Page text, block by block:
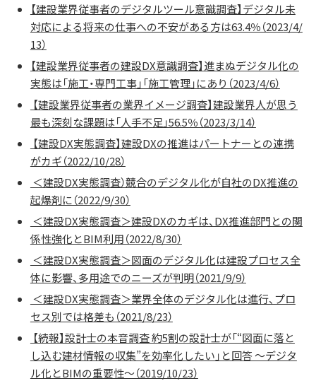
【建設業界従事者のデジタルツール意識調査】デジタル未
対応による将来の仕事への不安がある方は63.4％（2023/4/
13）
【建設業界従事者の建設DX意識調査】進まぬデジタル化の
実態は「施工・専門工事」「施工管理」にあり（2023/4/6）
【建設業界従事者の業界イメージ調査】建設業界人が思う
最も深刻な課題は「人手不足」56.5％（2023/3/14）
【建設DX実態調査】建設DXの推進はパートナーとの連携
がカギ（2022/10/28）
＜建設DX実態調査）競合のデジタル化が自社のDX推進の
起爆剤に（2022/9/30）
＜建設DX実態調査＞建設DXのカギは、DX推進部門との関
係性強化とBIM利用（2022/8/30）
＜建設DX実態調査＞図面のデジタル化は建設プロセス全
体に影響、多用途でのニーズが判明（2021/9/9）
＜建設DX実態調査＞業界全体のデジタル化は進行、プロ
セス別では格差も（2021/8/23）
【続報】設計士の本音調査 約5割の設計士が「“図面に落と
し込む建材情報の収集”を効率化したい」と回答 ～デジタ
ル化とBIMの重要性～（2019/10/23）